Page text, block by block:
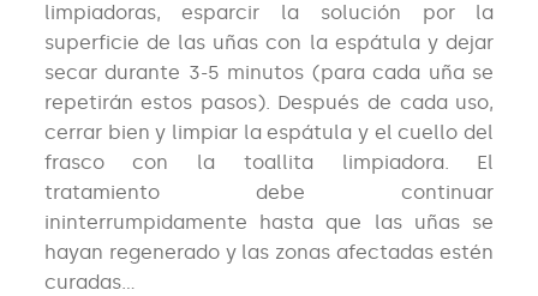
limpiadoras, esparcir la solución por la
superficie de las uñas con la espátula y dejar
secar durante 3-5 minutos (para cada uña se
repetirán estos pasos). Después de cada uso,
cerrar bien y limpiar la espátula y el cuello del
frasco con la toallita limpiadora. El
tratamiento debe continuar
ininterrumpidamente hasta que las uñas se
hayan regenerado y las zonas afectadas estén
curadas…